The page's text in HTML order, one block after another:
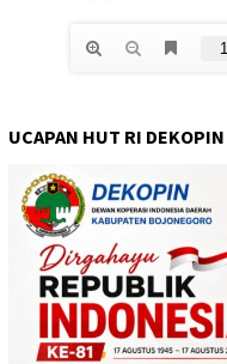
UCAPAN HUT RI